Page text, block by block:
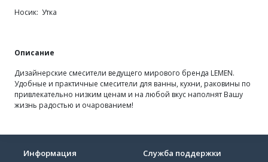
Носик: Утка
Описание
Дизайнерские смесители ведущего мирового бренда LEMEN.
Удобные и практичные смесители для ванны, кухни, раковины по
привлекательно низким ценам и на любой вкус наполнят Вашу
жизнь радостью и очарованием!
Информация Служба поддержки